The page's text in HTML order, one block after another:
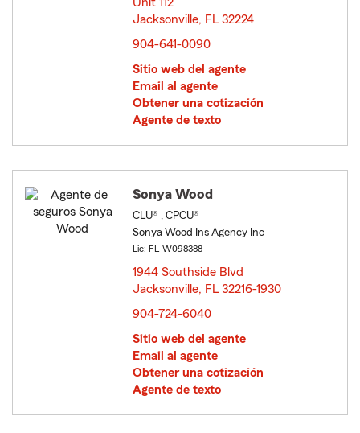
Jacksonville, FL 32224
904-641-0090
Sitio web del agente
Email al agente
Obtener una cotización
Agente de texto
Sonya Wood
CLU® , CPCU®
Sonya Wood Ins Agency Inc
Lic: FL-W098388
1944 Southside Blvd
Jacksonville, FL 32216-1930
904-724-6040
Sitio web del agente
Email al agente
Obtener una cotización
Agente de texto